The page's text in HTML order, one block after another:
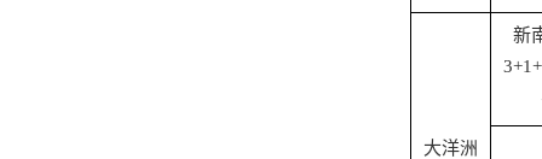
大洋洲
新